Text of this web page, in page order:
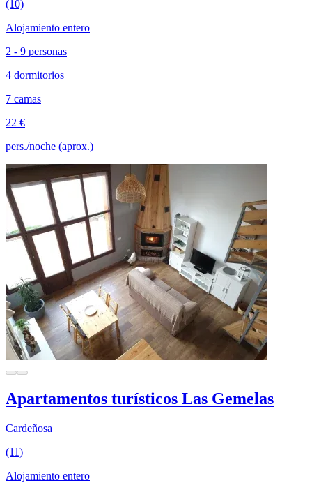
(10)
Alojamiento entero
2 - 9 personas
4 dormitorios
7 camas
22 €
pers./noche (aprox.)
Apartamentos turísticos Las Gemelas
Cardeñosa
(11)
Alojamiento entero